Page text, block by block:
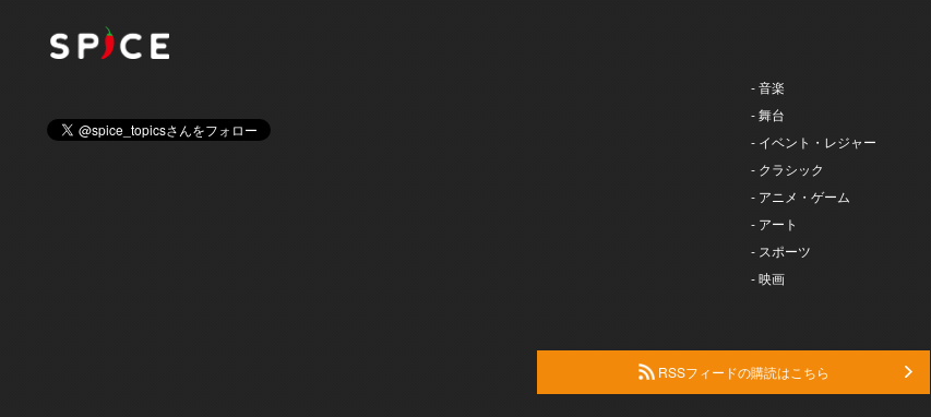
- 音楽
- 舞台
- イベント・レジャー
- クラシック
- アニメ・ゲーム
- アート
- スポーツ
- 映画
RSSフィードの購読はこちら